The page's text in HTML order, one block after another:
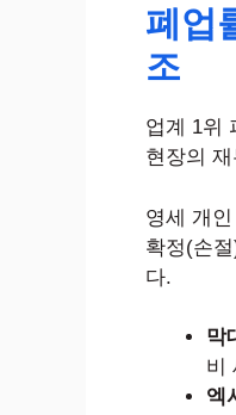
폐업
조
업계 1위
현장의
영세 개
확정(손
다.
막
비
엑